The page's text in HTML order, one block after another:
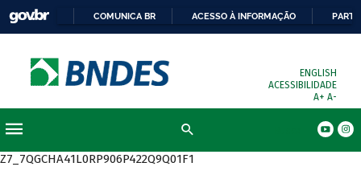
COMUNICA BR ACESSO À INFORMAÇÃO
ENGLISH
ACESSIBILIDADE
A+ A-
Z7_7QGCHA41L0RP906P422Q9Q01F1